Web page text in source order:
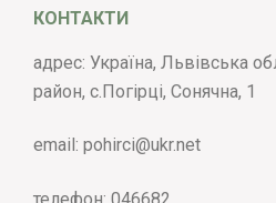
КОНТАКТИ
адрес: Україна, Львівська
район, с.Погірці, Сонячна, 1
email: pohirci@ukr.net